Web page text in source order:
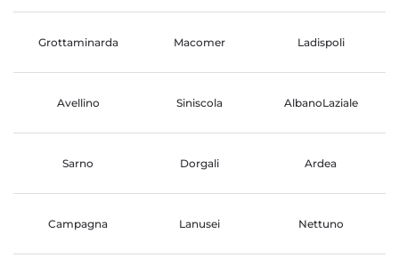
Grottaminarda Macomer Ladispoli
Avellino Siniscola AlbanoLaziale
Sarno Dorgali Ardea
Campagna Lanusei Nettuno